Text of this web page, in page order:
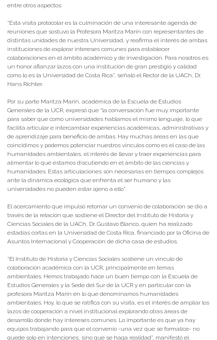
entre otros aspectos.
“Esta visita protocolar es la culminación de una interesante agenda de
reuniones que sostuvo la Profesora Maritza Marín con representantes de
distintas unidades de nuestra Universidad, y reafirma el interés de ambas
instituciones de explorar intereses comunes para establecer
colaboraciones en el ámbito académico y de investigación. Para nosotros es
un honor afianzar lazos con una institución de gran prestigio y calidad
como lo es la Universidad de Costa Rica”, señaló el Rector de la UACh, Dr.
Hans Richter.
Por su parte Maritza Marín, académica de la Escuela de Estudios
Generales de la UCR, expresó que “la conversación fue muy importante
para saber que como universidades hablamos el mismo lenguaje, lo que
facilita articular e intercambiar experiencias académicas, administrativas y
de aprendizaje para beneficio de ambas. Hay muchas áreas en las que
coincidimos y podemos potenciar nuestros vínculos como es el caso de las
humanidades ambientales, el interés de llevar y traer experiencias para
alimentar lo que estamos discutiendo en el ámbito de las ciencias y
humanidades. Estas articulaciones son necesarias en tiempos complejos
ante la dinámica ecológica que enfrenta el ser humano y las
universidades no pueden estar ajeno a ello”.
El acercamiento que impulsó retomar un convenio de colaboración se dio a
través de la relación que sostiene el Director del Instituto de Historia y
Ciencias Sociales de la UACh, Dr. Gustavo Blanco, quien ha realizado
estadías cortas en la Universidad de Costa Rica, financiado por la Oficina de
Asuntos Internacional y Cooperación de dicha casa de estudios.
“El Instituto de Historia y Ciencias Sociales sostiene un vínculo de
colaboración académica con la UCR, principalmente en temas
ambientales. Hemos trabajado hace un buen tiempo con la Escuela de
Estudios Generales y la Sede del Sur de la UCR y en particular con la
profesora Maritza Marín en lo que denominamos humanidades
ambientales. Hoy, lo que se ratifica con su visita, es el interés de ampliar los
lazos de cooperación a nivel institucional explorando otras áreas de
desarrollo donde hay intereses comunes. Lo importante es que ya hay
equipos trabajando para que el convenio -una vez que se formalice- no
quede solo en intenciones, sino que se haga realidad”, manifestó el